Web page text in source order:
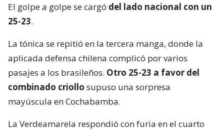
El golpe a golpe se cargó del lado nacional con un
25-23.
La tónica se repitió en la tercera manga, donde la
aplicada defensa chilena complicó por varios
pasajes a los brasileños. Otro 25-23 a favor del
combinado criollo supuso una sorpresa
mayúscula en Cochabamba.
La Verdeamarela respondió con furia en el cuarto